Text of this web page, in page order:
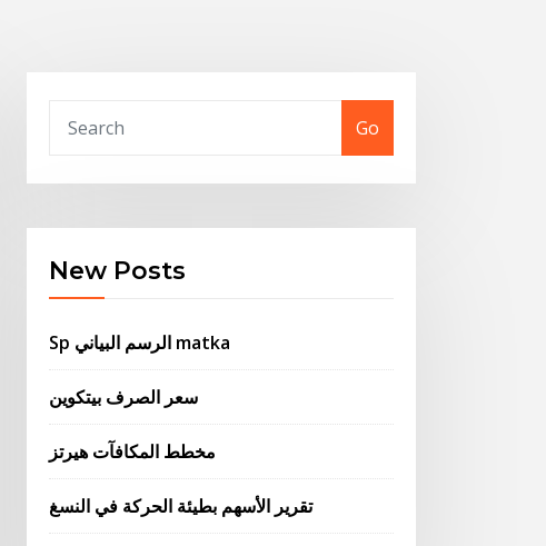
Go
New Posts
Sp الرسم البياني matka
سعر الصرف بيتكوين
مخطط المكافآت هيرتز
تقرير الأسهم بطيئة الحركة في النسغ